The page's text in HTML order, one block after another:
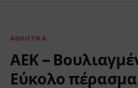
ΑΘΛΗΤΙΚΆ
ΑΕΚ –
Εύκολο πέρασμα